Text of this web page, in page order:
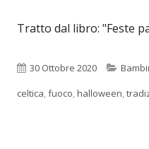
Tratto dal libro: "Feste
Pubblicato
30 Ottobre 2020
celtica,fuoco,halloween,